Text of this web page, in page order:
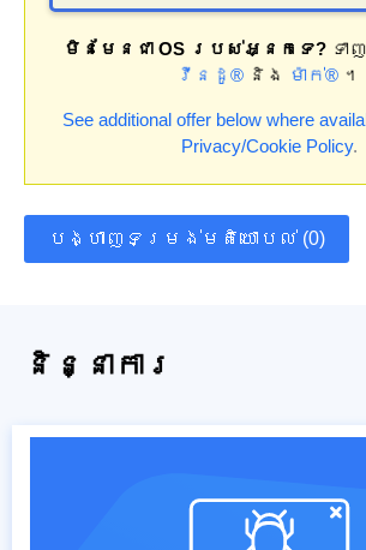
មិនមែនជា OS របស់អ្នកទេ?ទា
វីនដូ® និង ម៉ាក់® ។
See additional offer below where
Privacy/Cookie Policy.
បង្ហាញទម្រង់មតិយោបល់ (0)
និន្នាការ